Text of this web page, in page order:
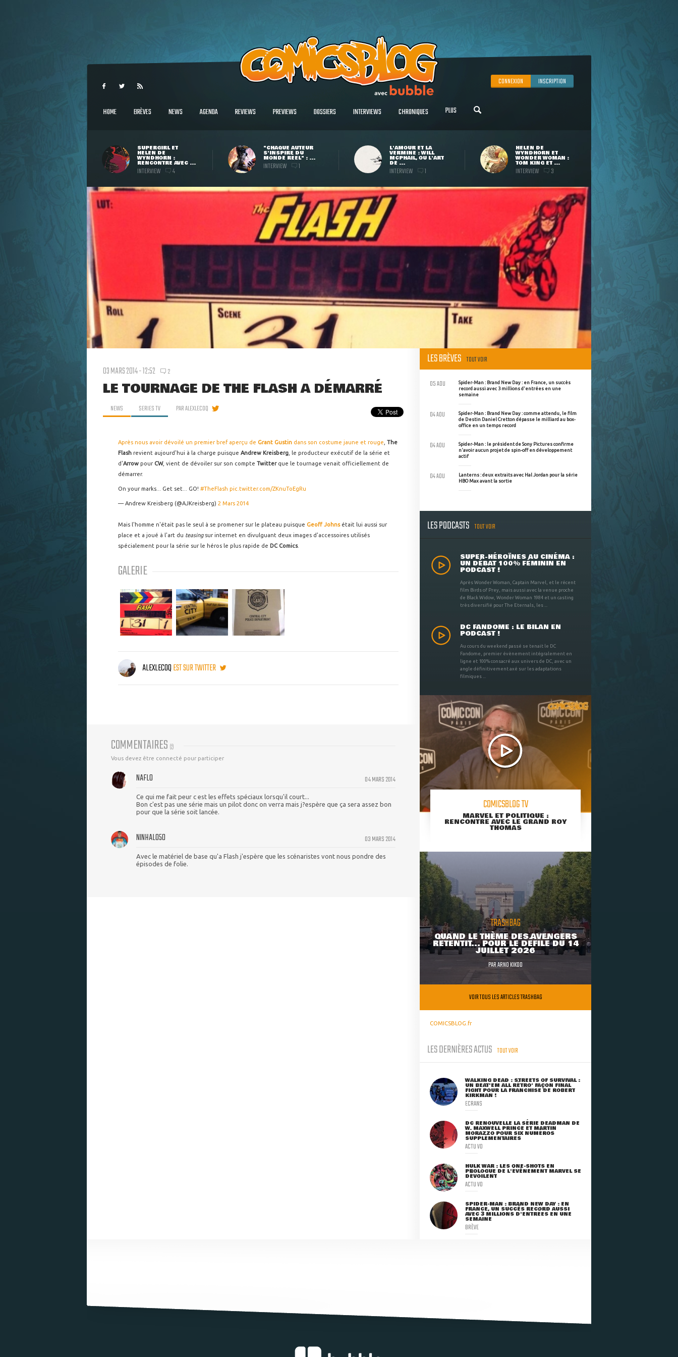
CONNEXION INSCRIPTION
HOME BRÈVES NEWS AGENDA REVIEWS PREVIEWS DOSSIERS INTERVIEWS CHRONIQUES PLUS
SUPERGIRL ET
HELEN DE
WYNDHORN :
RENCONTRE AVEC ...
INTERVIEW 4
"CHAQUE AUTEUR
S'INSPIRE DU
MONDE RÉEL" : ...
INTERVIEW 1
L'AMOUR ET LA
VERMINE : WILL
MCPHAIL, OU L'ART
DE ...
INTERVIEW 1
HELEN DE
WYNDHORN ET
WONDER WOMAN :
TOM KING ET ...
INTERVIEW 3
03 MARS 2014 - 12:52 2
LE TOURNAGE DE THE FLASH A DÉMARRÉ
NEWS SERIES TV PARALEXLECOQ
Après nous avoir dévoilé un premier bref aperçu de Grant Gustin dans son costume jaune et rouge The
Flash revient aujourd'hui à la charge puisque Andrew Kreisberg , le producteur exécutif de la série et
d'Arrow pour CW, vient de dévoiler sur son compte Twitterque le tournage venait officiellement de
démarrer.
On your marks... Get set... GO! #TheFlash pic.twitter.com/ZKnuToEgRu
— Andrew Kreisberg (@AJKreisberg) 2 Mars 2014
Mais l'homme n'était pas le seul à se promener sur le plateau puisque Geoff Johnsétait lui aussi sur
place et a joué à l'art du teasingsur internet en divulguant deux images d'accessoires utilisés
spécialement pour la série sur le héros le plus rapide de DC Comics.
GALERIE
ALEXLECOQEST SUR TWITTER
COMMENTAIRES (2)
Vous devez être connecté pour participer
04 MARS 2014
NAFLO
Ce qui me fait peur c est les effets spéciaux lorsqu'il court...
Bon c'est pas une série mais un pilot donc on verra mais j?espère que ça sera assez bon
pour que la série soit lancée.
03 MARS 2014
NINHALO50
Avec le matériel de base qu'a Flash j'espère que les scénaristes vont nous pondre des
épisodes de folie.
LES BRÈVES TOUT VOIR
Spider-Man : Brand New Day : en France, un succès
record aussi avec 3 millions d'entrées en une
semaine
05 AOU
Spider-Man : Brand New Day : comme attendu, le film
de Destin Daniel Cretton dépasse le milliard au box-
office en un temps record
04 AOU
Spider-Man : le président de Sony Pictures confirme
n'avoir aucun projet de spin-off en développement
actif
04 AOU
Lanterns : deux extraits avec Hal Jordan pour la série
HBO Max avant la sortie
04 AOU
LES PODCASTS TOUT VOIR
SUPER-HÉROÏNES AU CINÉMA :
UN DÉBAT 100% FÉMININ EN
PODCAST !
Après Wonder Woman, Captain Marvel, et le récent
film Birds of Prey, mais aussi avec la venue proche
de Black Widow, Wonder Woman 1984 et un casting
très diversifié pour The Eternals, les ...
DC FANDOME : LE BILAN EN
PODCAST !
Au cours du weekend passé se tenait le DC
Fandome, premier évènement intégralement en
ligne et 100% consacré aux univers de DC, avec un
angle définitivement axé sur les adaptations
filmiques ...
COMICSBLOG TV
MARVEL ET POLITIQUE :
RENCONTRE AVEC LE GRAND ROY
THOMAS
TRASHBAG
QUAND LE THÈME DES AVENGERS
RETENTIT... POUR LE DÉFILÉ DU 14
JUILLET 2026
PARARNO KIKOO
VOIR TOUS LES ARTICLES TRASHBAG
COMICSBLOG.fr
LES DERNIÈRES ACTUS TOUT VOIR
WALKING DEAD : STREETS OF SURVIVAL :
UN BEAT'EM ALL RÉTRO' FAÇON FINAL
FIGHT POUR LA FRANCHISE DE ROBERT
KIRKMAN !
ECRANS
DC RENOUVELLE LA SÉRIE DEADMAN DE
W. MAXWELL PRINCE ET MARTIN
MORAZZO POUR SIX NUMÉROS
SUPPLÉMENTAIRES
ACTU VO
HULK WAR : LES ONE-SHOTS EN
PROLOGUE DE L'ÉVÈNEMENT MARVEL SE
DÉVOILENT
ACTU VO
SPIDER-MAN : BRAND NEW DAY : EN
FRANCE, UN SUCCÈS RECORD AUSSI
AVEC 3 MILLIONS D'ENTRÉES EN UNE
SEMAINE
BRÈVE